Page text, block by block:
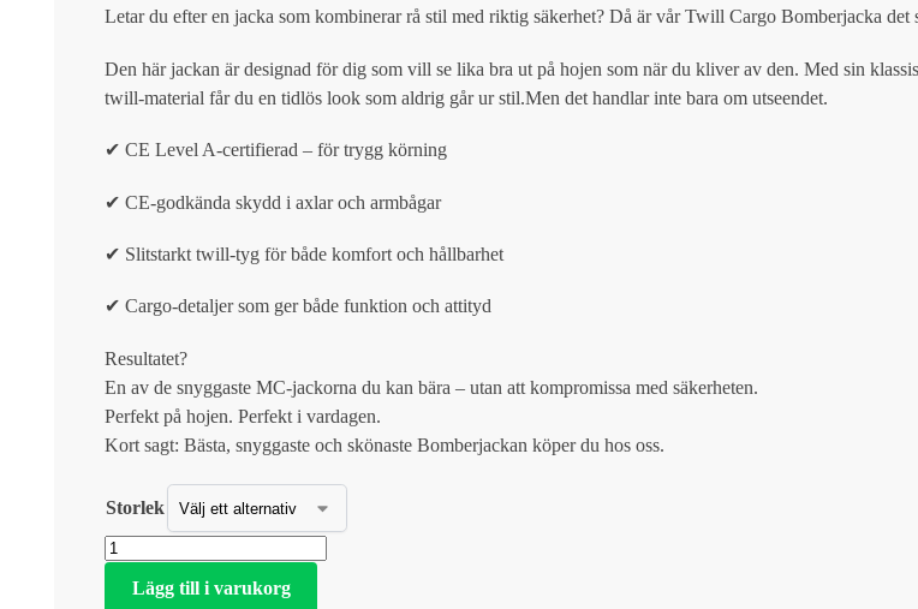
Letar du efter en jacka som kombinerar rå stil med riktig säkerhet? Då är vår Twill Cargo Bomberjacka det
Den här jackan är designad för dig som vill se lika bra ut på hojen som när du kliver av den. Med sin
twill-material får du en tidlös look som aldrig går ur stil.Men det handlar inte bara om utseendet.
✔ CE Level A-certifierad – för trygg körning
✔ CE-godkända skydd i axlar och armbågar
✔ Slitstarkt twill-tyg för både komfort och hållbarhet
✔ Cargo-detaljer som ger både funktion och attityd
Resultatet?
En av de snyggaste MC-jackorna du kan bära – utan att kompromissa med säkerheten.
Perfekt på hojen. Perfekt i vardagen.
Kort sagt: Bästa, snyggaste och skönaste Bomberjackan köper du hos oss.
Storlek
Lägg till i varukorg